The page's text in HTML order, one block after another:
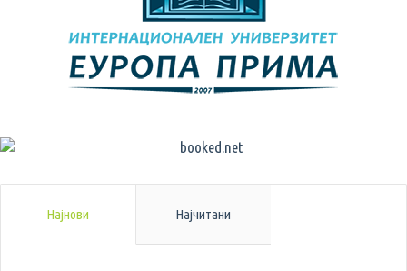
Најнови Најчитани